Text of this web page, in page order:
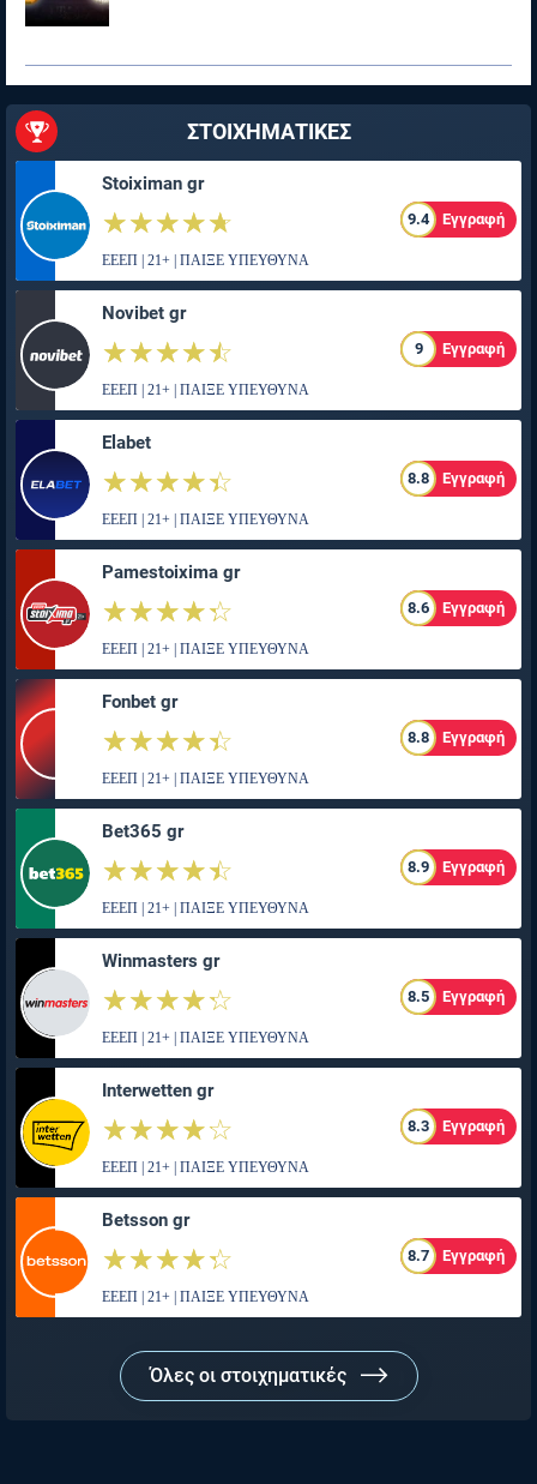
ΣΤΟΙΧΗΜΑΤΙΚΕΣ
Stoiximan gr
☆☆☆☆☆
★★★★★ 9.4 Εγγραφή
ΕΕΕΠ | 21+ | ΠΑΙΞΕ ΥΠΕΥΘΥΝΑ
Novibet gr
☆☆☆☆☆
★★★★★ 9 Εγγραφή
ΕΕΕΠ | 21+ | ΠΑΙΞΕ ΥΠΕΥΘΥΝΑ
Elabet
☆☆☆☆☆
★★★★★ 8.8 Εγγραφή
ΕΕΕΠ | 21+ | ΠΑΙΞΕ ΥΠΕΥΘΥΝΑ
Pamestoixima gr
☆☆☆☆☆
★★★★★ 8.6 Εγγραφή
ΕΕΕΠ | 21+ | ΠΑΙΞΕ ΥΠΕΥΘΥΝΑ
Fonbet gr
☆☆☆☆☆
★★★★★ 8.8 Εγγραφή
ΕΕΕΠ | 21+ | ΠΑΙΞΕ ΥΠΕΥΘΥΝΑ
Bet365 gr
☆☆☆☆☆
★★★★★ 8.9 Εγγραφή
ΕΕΕΠ | 21+ | ΠΑΙΞΕ ΥΠΕΥΘΥΝΑ
Winmasters gr
☆☆☆☆☆
★★★★★ 8.5 Εγγραφή
ΕΕΕΠ | 21+ | ΠΑΙΞΕ ΥΠΕΥΘΥΝΑ
Interwetten gr
☆☆☆☆☆
★★★★★ 8.3 Εγγραφή
ΕΕΕΠ | 21+ | ΠΑΙΞΕ ΥΠΕΥΘΥΝΑ
Betsson gr
☆☆☆☆☆
★★★★★ 8.7 Εγγραφή
ΕΕΕΠ | 21+ | ΠΑΙΞΕ ΥΠΕΥΘΥΝΑ
Όλες οι στοιχηματικές